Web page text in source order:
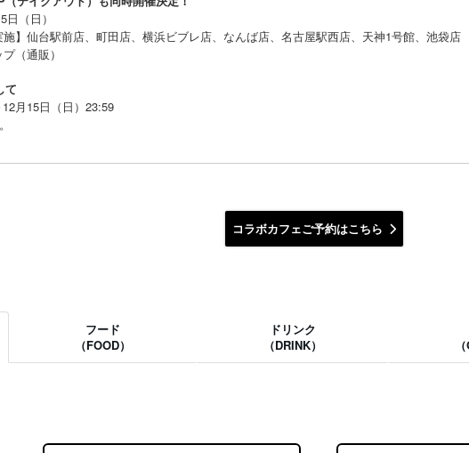
（日）
施】仙台駅前店、町田店、横浜ビブレ店、なんば店、名古屋駅西店、天神1号館、池
（通販）
て
月15日（日）23:59
コラボカフェご予約はこちら
フード
（FOOD）
ドリンク
（DRINK）